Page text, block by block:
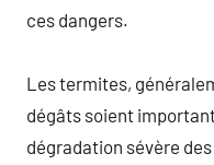
ces dangers.
Les termites,
dégâts soient
dégradation sévère